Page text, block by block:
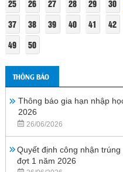
25
26 27 28 29 30
37
38 39 40 41 42
49
50
THÔNG BÁO
Thông báo gia hạn nhập
2026
26/06/2026
Quyết định công nhận
đợt 1 năm 2026